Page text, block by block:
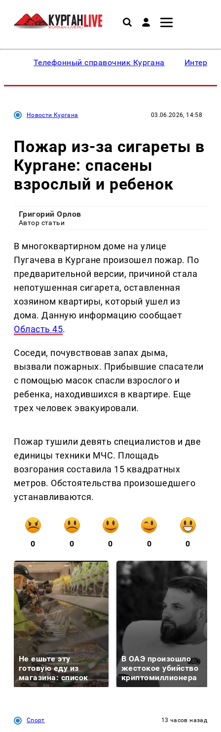
Телефонный справочник Кургана
Новости Кургана 03.06.2026, 14:58
Пожар из-за сигареты в
Кургане: спасены
взрослый и ребенок
Григорий Орлов
Автор статьи
В многоквартирном доме на улице
Пугачева в Кургане произошел пожар. По
предварительной версии, причиной стала
непотушенная сигарета, оставленная
хозяином квартиры, который ушел из
дома. Данную информацию сообщает
Область 45.
Соседи, почувствовав запах дыма,
вызвали пожарных. Прибывшие спасатели
с помощью масок спасли взрослого и
ребенка, находившихся в квартире. Еще
трех человек эвакуировали.
Пожар тушили девять специалистов и две
единицы техники МЧС. Площадь
возгорания составила 15 квадратных
метров. Обстоятельства произошедшего
устанавливаются.
0 0 0 0 0
Не ешьте эту
готовую еду из
магазина: список
В ОАЭ произошло
жестокое убийство
криптомиллионера
Спорт 13 часов назад